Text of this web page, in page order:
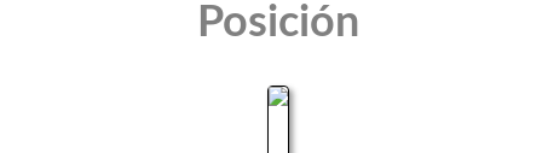
Posición